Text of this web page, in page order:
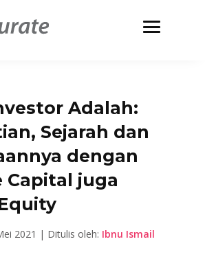
Adalah:
Sejarah dan
dengan
Capital juga
2021 | Ditulis oleh: Ibnu Ismail